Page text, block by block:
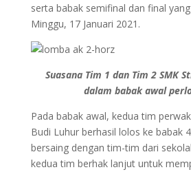
serta babak semifinal dan final
Minggu, 17 Januari 2021.
Suasana Tim 1 dan Tim 2 SMK
dalam babak awal
Pada babak awal, kedua tim
Budi Luhur berhasil lolos ke babak
bersaing dengan tim-tim dari
kedua tim berhak lanjut untuk